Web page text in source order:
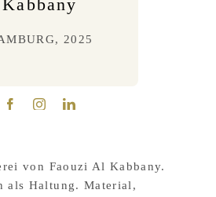
Kabbany
2025
von Faouzi Al Kabbany.
als Haltung. Material,